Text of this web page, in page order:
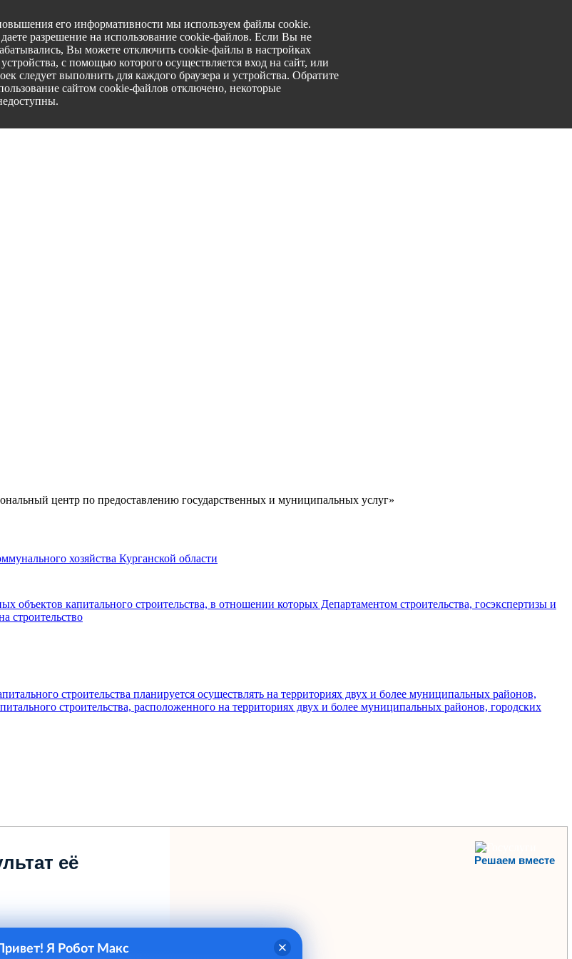
центр по предоставлению государственных и муниципальных услуг»
хозяйства Курганской области
капитального строительства, в отношении которых Департаментом строительства, госэкспертизы и
строительство
строительства планируется осуществлять на территориях двух и более муниципальных районов,
строительства, расположенного на территориях двух и более муниципальных районов, городских
Решаем вместе
её
его информативности мы используем файлы cookie.
разрешение на использование cookie-файлов. Если Вы не
Вы можете отключить cookie-файлы в настройках
с помощью которого осуществляется вход на сайт, или
следует выполнить для каждого браузера и устройства. Обратите
сайтом cookie-файлов отключено, некоторые
Я Робот Макс